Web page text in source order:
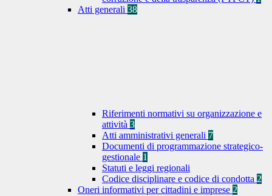
Atti generali 38
Riferimenti normativi su organizzazione e
attività 3
Atti amministrativi generali 7
Documenti di programmazione strategico-
gestionale 1
Statuti e leggi regionali
Codice disciplinare e codice di condotta 2
Oneri informativi per cittadini e imprese 2